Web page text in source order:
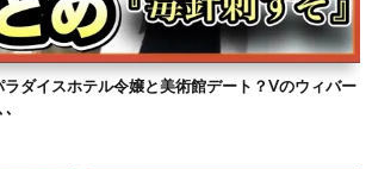
ラダイスホテル令嬢と美術館デート？Vのウィバー